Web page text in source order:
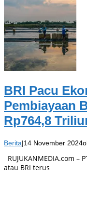
BRI Pacu
Pembiayaan
Rp764,8
Berita|14 November 2024
RUJUKANMEDIA.com –
atau BRI terus